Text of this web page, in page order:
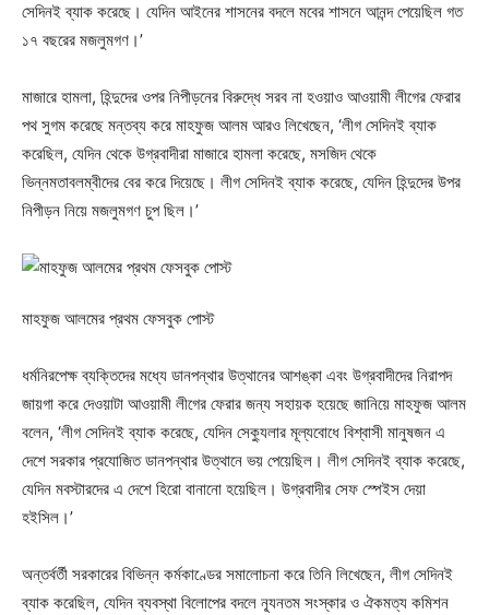
সেদিনই ব্যাক করেছে। যেদিন আইনের শাসনের বদলে মবের শাসনে আনন্দ পেয়েছিল গত
১৭ বছরের মজলুমগণ।’
মাজারে হামলা, হিন্দুদের ওপর নিপীড়নের বিরুদ্ধে সরব না হওয়াও আওয়ামী লীগের ফেরার
পথ সুগম করেছে মন্তব্য করে মাহফুজ আলম আরও লিখেছেন, ‘লীগ সেদিনই ব্যাক
করেছিল, যেদিন থেকে উগ্রবাদীরা মাজারে হামলা করেছে, মসজিদ থেকে
ভিন্নমতাবলম্বীদের বের করে দিয়েছে। লীগ সেদিনই ব্যাক করেছে, যেদিন হিন্দুদের উপর
নিপীড়ন নিয়ে মজলুমগণ চুপ ছিল।’
মাহফুজ আলমের প্রথম ফেসবুক পোস্ট
ধর্মনিরপেক্ষ ব্যক্তিদের মধ্যে ডানপন্থার উত্থানের আশঙ্কা এবং উগ্রবাদীদের নিরাপদ
জায়গা করে দেওয়াটা আওয়ামী লীগের ফেরার জন্য সহায়ক হয়েছে জানিয়ে মাহফুজ আলম
বলেন, ‘লীগ সেদিনই ব্যাক করেছে, যেদিন সেক্যুলার মূল্যবোধে বিশ্বাসী মানুষজন এ
দেশে সরকার প্রযোজিত ডানপন্থার উত্থানে ভয় পেয়েছিল। লীগ সেদিনই ব্যাক করেছে,
যেদিন মবস্টারদের এ দেশে হিরো বানানো হয়েছিল। উগ্রবাদীর সেফ স্পেইস দেয়া
হইসিল।’
অন্তর্বর্তী সরকারের বিভিন্ন কর্মকাণ্ডের সমালোচনা করে তিনি লিখেছেন, লীগ সেদিনই
ব্যাক করেছিল, যেদিন ব্যবস্থা বিলোপের বদলে ন্যূনতম সংস্কার ও ঐকমত্য কমিশন